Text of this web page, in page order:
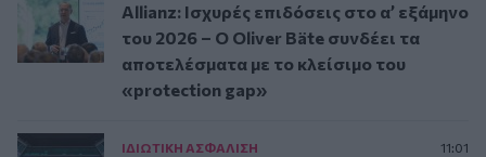
Allianz: Ισχυρές επιδόσεις στο α’ εξάμηνο
του 2026 – Ο Oliver Bäte συνδέει τα
αποτελέσματα με το κλείσιμο του
«protection gap»
ΙΔΙΩΤΙΚΗ ΑΣΦAΛΙΣΗ 11:01